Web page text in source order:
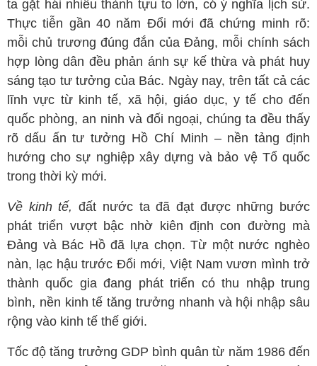
ta gặt hái nhiều thành tựu to lớn, có ý nghĩa lịch sử.
Thực tiễn gần 40 năm Đổi mới đã chứng minh rõ:
mỗi chủ trương đúng đắn của Đảng, mỗi chính sách
hợp lòng dân đều phản ánh sự kế thừa và phát huy
sáng tạo tư tưởng của Bác. Ngày nay, trên tất cả các
lĩnh vực từ kinh tế, xã hội, giáo dục, y tế cho đến
quốc phòng, an ninh và đối ngoại, chúng ta đều thấy
rõ dấu ấn tư tưởng Hồ Chí Minh – nền tảng định
hướng cho sự nghiệp xây dựng và bảo vệ Tổ quốc
trong thời kỳ mới.
Về kinh tế, đất nước ta đã đạt được những bước
phát triển vượt bậc nhờ kiên định con đường mà
Đảng và Bác Hồ đã lựa chọn. Từ một nước nghèo
nàn, lạc hậu trước Đổi mới, Việt Nam vươn mình trở
thành quốc gia đang phát triển có thu nhập trung
bình, nền kinh tế tăng trưởng nhanh và hội nhập sâu
rộng vào kinh tế thế giới.
Tốc độ tăng trưởng GDP bình quân từ năm 1986 đến